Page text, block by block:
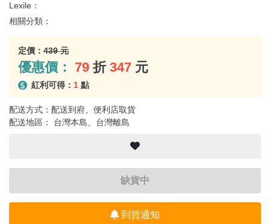
Lexile：
相關分類：
定價： 439 元
優惠價： 79 折 347 元
紅利可得： 1 點
配送方式：配送到府、便利店取貨
配送地區： 台灣本島、台灣離島
缺貨中
到貨通知